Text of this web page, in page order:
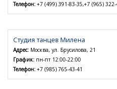
Телефон: +7 (499) 391-83-35,+7 (965)
Студия танцев Милена
Адрес: Москва, ул. Брусилова, 21
График: пн-пт 12:00-22:00
Телефон: +7 (985) 765-43-41